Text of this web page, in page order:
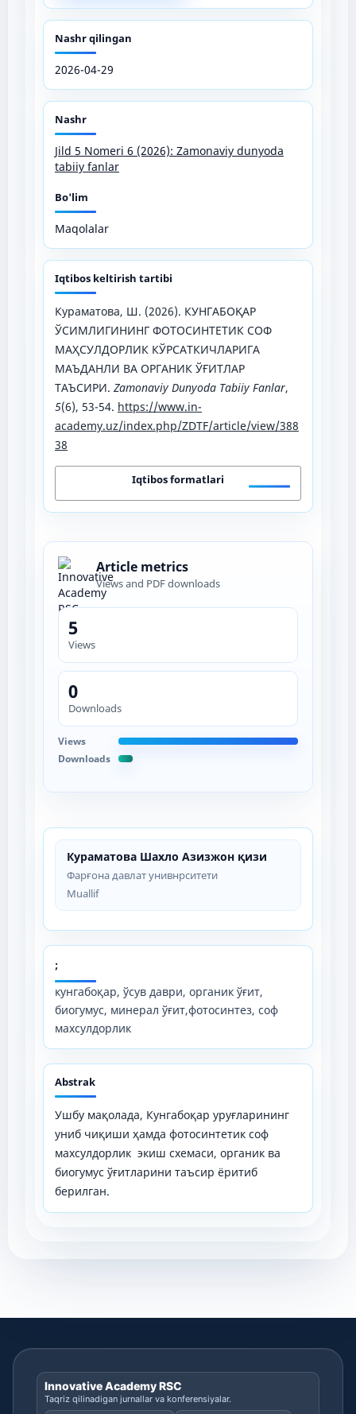
Кураматова Шахло Азизжон қизи
Фарғона давлат унивнрситети
Muallif
;
кунгабоқар, ўсув даври, органик ўғит,
биогумус, минерал ўғит,фотосинтез, соф
махсулдорлик
Abstrak
Ушбу мақолада, Кунгабоқар уруғларининг
униб чиқиши ҳамда фотосинтетик соф
махсулдорлик экиш схемаси, органик ва
биогумус ўғитларини таъсир ёритиб
берилган.
Nashr qilingan
2026-04-29
Nashr
Jild 5 Nomeri 6 (2026): Zamonaviy dunyoda
tabiiy fanlar
Bo'lim
Maqolalar
Iqtibos keltirish tartibi
Кураматова, Ш. (2026). КУНГАБОҚАР
ЎСИМЛИГИНИНГ ФОТОСИНТЕТИК СОФ
МАҲСУЛДОРЛИК КЎРСАТКИЧЛАРИГА
МАЪДАНЛИ ВА ОРГАНИК ЎҒИТЛАР
ТАЪСИРИ. Zamonaviy Dunyoda Tabiiy Fanlar,
5(6), 53-54. https://www.in-
academy.uz/index.php/ZDTF/article/view/388
38
Iqtibos formatlari
Article metrics
Views and PDF downloads
5
Views
0
Downloads
Views
Downloads
Innovative Academy RSC
Taqriz qilinadigan jurnallar va konferensiyalar.